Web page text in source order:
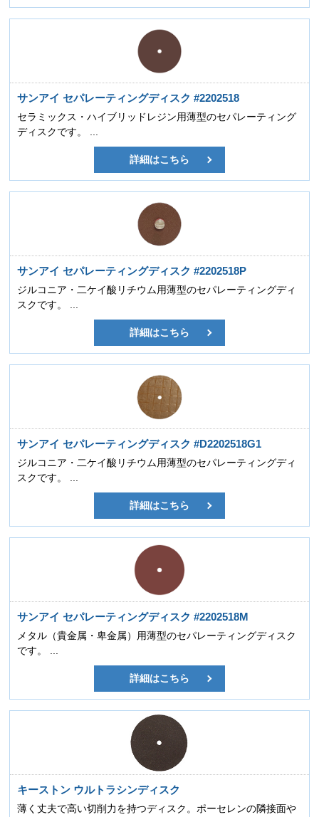
サンアイ セパレーティングディスク #2202518
セラミックス・ハイブリッドレジン用薄型のセパレーティング
ディスクです。 ...
詳細はこちら
サンアイ セパレーティングディスク #2202518P
ジルコニア・二ケイ酸リチウム用薄型のセパレーティングディ
スクです。 ...
詳細はこちら
サンアイ セパレーティングディスク #D2202518G1
ジルコニア・二ケイ酸リチウム用薄型のセパレーティングディ
スクです。 ...
詳細はこちら
サンアイ セパレーティングディスク #2202518M
メタル（貴金属・卑金属）用薄型のセパレーティングディスク
です。 ...
詳細はこちら
キーストン ウルトラシンディスク
薄く丈夫で高い切削力を持つディスク。ポーセレンの隣接面や